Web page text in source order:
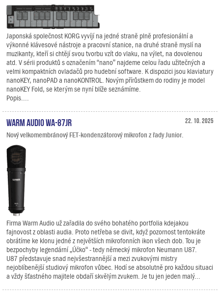
Japonská společnost KORG vyvíjí na jedné straně plně profesionální a
výkonné klávesové nástroje a pracovní stanice, na druhé straně myslí na
muzikanty, kteří si chtějí svou tvorbu vzít do vlaku, na výlet, na dovolenou
atd. V sérii produktů s označením “nano” najdeme celou řadu užitečných a
velmi kompaktních ovladačů pro hudební software. K dispozici jsou klaviatury
nanoKEY, nanoPAD a nanoKONTROL. Novým přírůstkem do rodiny je model
nanoKEY Fold, se kterým se nyní blíže seznámíme.
Popis....
22. 10. 2025
Warm Audio WA-87jr
Nový velkomembránový FET-kondenzátorový mikrofon z řady Junior.
Firma Warm Audio už zařadila do svého bohatého portfolia kdejakou
fajnovost z oblasti audia. Proto netřeba se divit, když pozornost tentokráte
obrátíme ke klonu jedné z největších mikrofonních ikon všech dob. Tou je
bezpochyby legendární „Účko“ - tedy německý mikrofon Neumann U87.
U87 představuje snad nejvšestrannější a mezi zvukovými mistry
nejoblíbenější studiový mikrofon vůbec. Hodí se absolutně pro každou situaci
a vždy šťastného majitele obdaří skvělým zvukem. Je tu jen jeden malý...